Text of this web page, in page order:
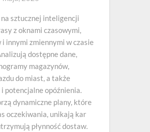
sztucznej inteligencji
z oknami czasowymi,
innymi zmiennymi w czasie
dostępne dane,
magazynów,
do miast, a także
potencjalne opóźnienia.
dynamiczne plany, które
oczekiwania, unikają kar
płynność dostaw.